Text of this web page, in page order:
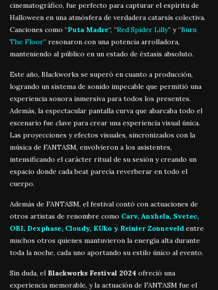
cinematográfico, fue perfecto para capturar el espíritu de
Halloween en una atmósfera de verdadera catarsis colectiva.
Canciones como “Puta Madre“, “Red Spider Lilly” y “Burn
The Floor” resonaron con una potencia arrolladora,
manteniendo al público en un estado de éxtasis absoluto.
Este año, Blackworks se superó en cuanto a producción,
logrando un sistema de sonido impecable que permitió una
experiencia sonora inmersiva para todos los presentes.
Además, la espectacular pantalla curva que abarcaba todo el
escenario fue clave para crear una experiencia visual única.
Las proyecciones y efectos visuales, sincronizados con la
música de FANTASM, envolvieron a los asistentes,
intensificando el carácter ritual de su sesión y creando un
espacio donde cada beat parecía reverberar en todo el
cuerpo.
Además de FANTASM, el festival contó con actuaciones de
otros artistas de renombre como Carv, Anxhela, Svetec,
OBI, Dexphase, Cloudy, KUko y Reinier Zonneveld entre
muchos otros quienes mantuvieron la energía alta durante
toda la noche, cada uno aportando su estilo único al evento.
Sin duda, el Blackworks Festival 2024 ofreció una
experiencia memorable, y la actuación de FANTASM fue el